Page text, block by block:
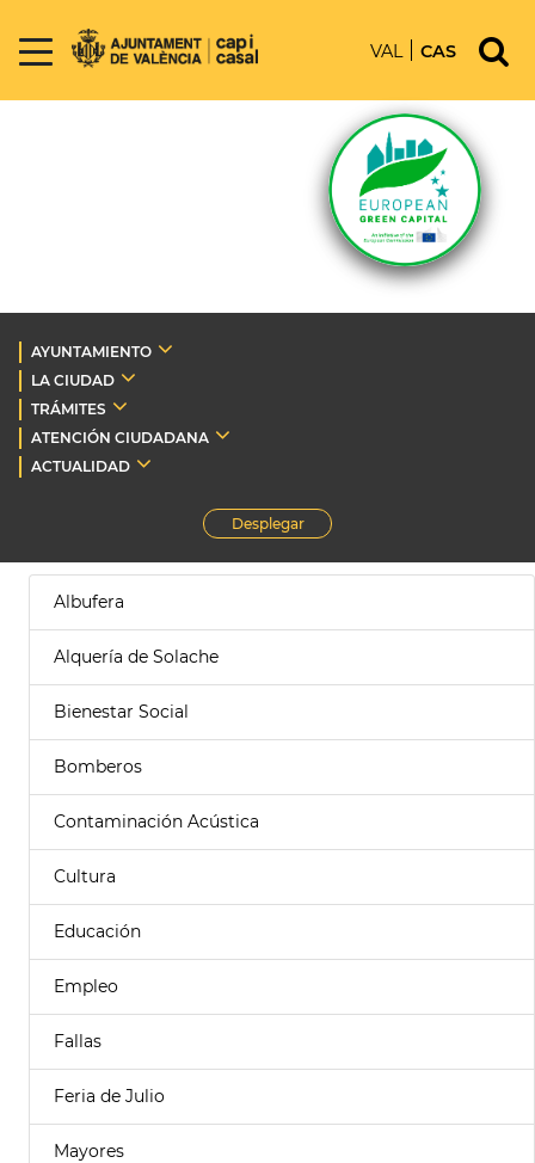
VAL CAS
AYUNTAMIENTO
LA CIUDAD
TRÁMITES
ATENCIÓN CIUDADANA
ACTUALIDAD
Desplegar
Albufera
Alquería de Solache
Bienestar Social
Bomberos
Contaminación Acústica
Cultura
Educación
Empleo
Fallas
Feria de Julio
Mayores